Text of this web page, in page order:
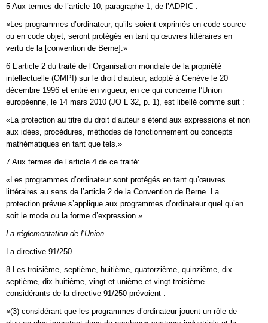
5 Aux termes de l’article 10, paragraphe 1, de l’ADPIC :
«Les programmes d’ordinateur, qu’ils soient exprimés en code source
ou en code objet, seront protégés en tant qu’œuvres littéraires en
vertu de la [convention de Berne].»
6 L’article 2 du traité de l’Organisation mondiale de la propriété
intellectuelle (OMPI) sur le droit d’auteur, adopté à Genève le 20
décembre 1996 et entré en vigueur, en ce qui concerne l’Union
européenne, le 14 mars 2010 (JO L 32, p. 1), est libellé comme suit :
«La protection au titre du droit d’auteur s’étend aux expressions et non
aux idées, procédures, méthodes de fonctionnement ou concepts
mathématiques en tant que tels.»
7 Aux termes de l’article 4 de ce traité:
«Les programmes d’ordinateur sont protégés en tant qu’œuvres
littéraires au sens de l’article 2 de la Convention de Berne. La
protection prévue s’applique aux programmes d’ordinateur quel qu’en
soit le mode ou la forme d’expression.»
La réglementation de l’Union
La directive 91/250
8 Les troisième, septième, huitième, quatorzième, quinzième, dix-
septième, dix-huitième, vingt et unième et vingt-troisième
considérants de la directive 91/250 prévoient :
«(3) considérant que les programmes d’ordinateur jouent un rôle de